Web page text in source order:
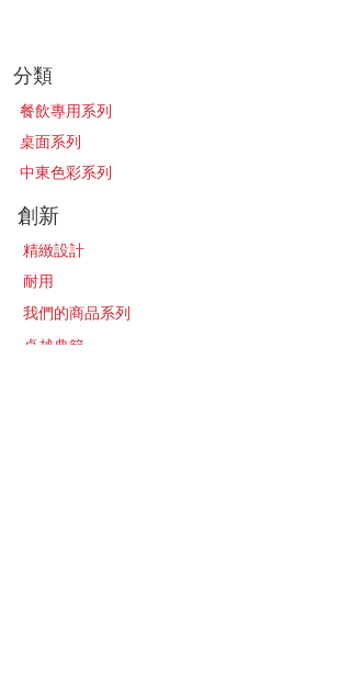
​分類
餐飲專用系列
桌面系列
中東色彩系列
創新
精緻設計
耐用
我們的商品系列
卓越典範